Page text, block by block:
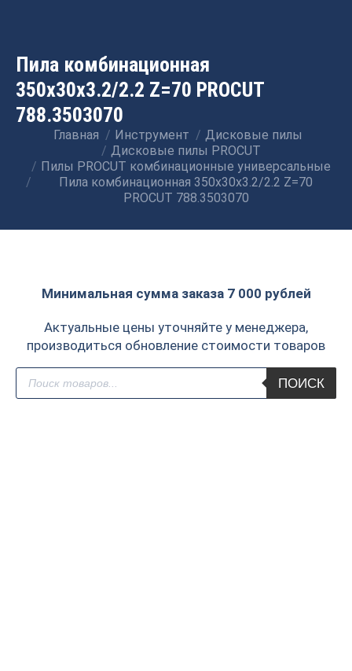
Пила комбинационная
350x30x3.2/2.2 Z=70 PROCUT
788.3503070
Вы здесь:
Главная Инструмент
Дисковые пилы
Дисковые пилы PROCUT
Пилы PROCUT комбинационные универсальные
Пила комбинационная 350x30x3.2/2.2 Z=70
PROCUT 788.3503070
Минимальная сумма заказа 7 000 рублей
Актуальные цены уточняйте у менеджера,
производиться обновление стоимости товаров
Поиск
товаров
ПОИСК